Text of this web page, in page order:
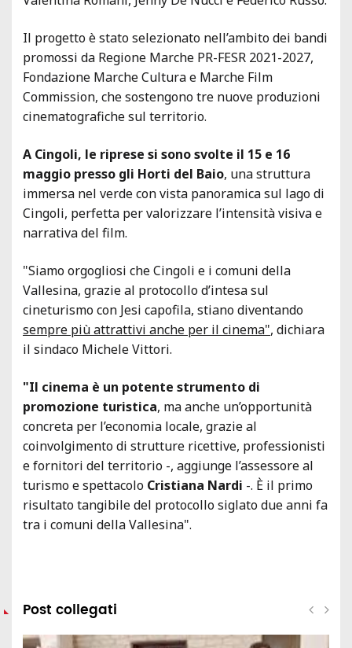
Il progetto è stato selezionato nell’ambito dei bandi
promossi da Regione Marche PR-FESR 2021-2027,
Fondazione Marche Cultura e Marche Film
Commission, che sostengono tre nuove produzioni
cinematografiche sul territorio.
A Cingoli, le riprese si sono svolte il 15 e 16
maggio presso gli Horti del Baio, una struttura
immersa nel verde con vista panoramica sul lago di
Cingoli, perfetta per valorizzare l’intensità visiva e
narrativa del film.
"Siamo orgogliosi che Cingoli e i comuni della
Vallesina, grazie al protocollo d’intesa sul
cineturismo con Jesi capofila, stiano diventando
sempre più attrattivi anche per il cinema", dichiara
il sindaco Michele Vittori.
"Il cinema è un potente strumento di
promozione turistica, ma anche un’opportunità
concreta per l’economia locale, grazie al
coinvolgimento di strutture ricettive, professionisti
e fornitori del territorio -, aggiunge l’assessore al
turismo e spettacolo Cristiana Nardi -. È il primo
risultato tangibile del protocollo siglato due anni fa
tra i comuni della Vallesina".
Post collegati